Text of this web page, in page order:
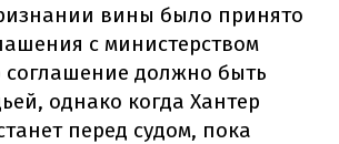
вины было принято
с министерством
соглашение должно быть
однако когда Хантер
перед судом, пока